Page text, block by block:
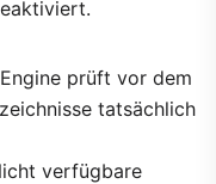
prüft vor dem
tatsächlich
verfügbare